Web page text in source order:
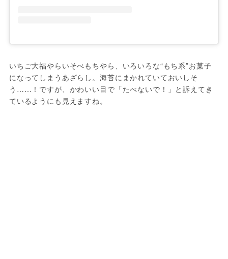
いちご大福やらいそべもちやら、いろいろな“もち系”お菓子
になってしまうあざらし。海苔にまかれていておいしそ
う……！ですが、かわいい目で「たべないで！」と訴えてき
ているようにも見えますね。